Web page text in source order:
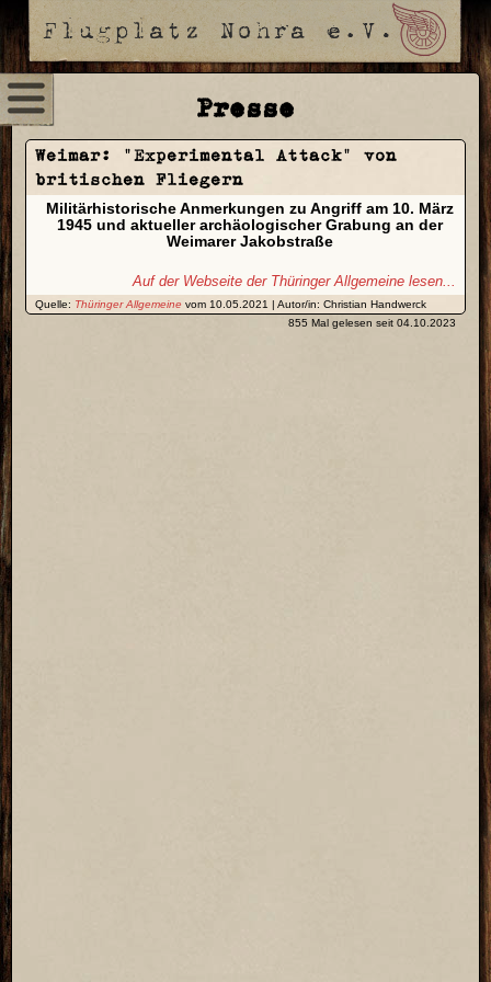
Presse
Weimar: „Experimental Attack“ von
britischen Fliegern
Militärhistorische Anmerkungen zu Angriff am 10. März
1945 und aktueller archäologischer Grabung an der
Weimarer Jakobstraße
Auf der Webseite der Thüringer Allgemeine lesen...
Quelle: Thüringer Allgemeine vom 10.05.2021 | Autor/in: Christian Handwerck
855 Mal gelesen seit 04.10.2023